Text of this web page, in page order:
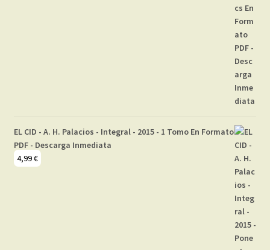
EL CID - A. H. Palacios - Integral - 2015 - 1 Tomo En Formato
PDF - Descarga Inmediata
4,99€